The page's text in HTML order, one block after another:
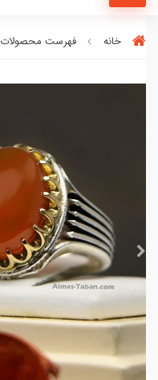
خانه فهرست محصولات